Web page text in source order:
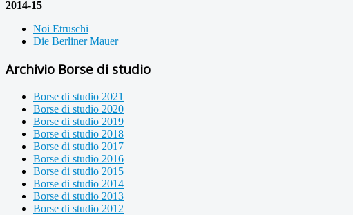
2014-15
Noi Etruschi
Die Berliner Mauer
Archivio Borse di studio
Borse di studio 2021
Borse di studio 2020
Borse di studio 2019
Borse di studio 2018
Borse di studio 2017
Borse di studio 2016
Borse di studio 2015
Borse di studio 2014
Borse di studio 2013
Borse di studio 2012